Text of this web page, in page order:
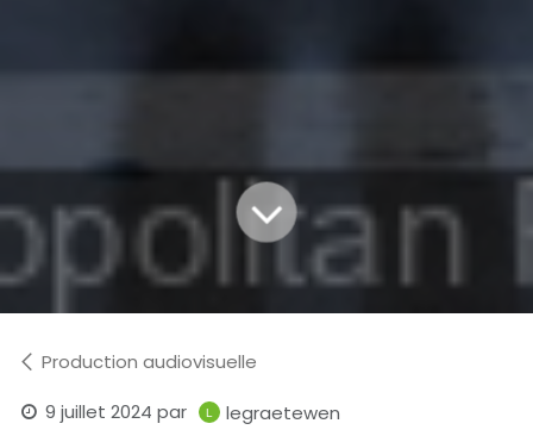
Production audiovisuelle
9 juillet 2024 par
legraetewen